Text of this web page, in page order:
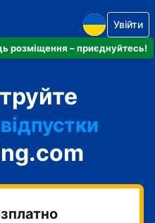
розміщення – приєднуйтесь!
Увійти
будинок
"ліжко і